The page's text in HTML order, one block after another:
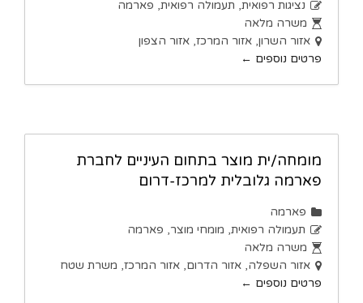
נציגות רפואית תעמולה רפואית פארמה
משרה מלאה
אזור השרון אזור המרכז אזור הצפון
פרטים נוספים
מומחה/ית מוצר בתחום העיניים לחברת
פארמה גלובלית למרכז-דרום
פארמה
תעמולה רפואית מומחי מוצר פארמה
משרה מלאה
אזור השפלה אזור הדרום אזור המרכז משרת שטח
פרטים נוספים